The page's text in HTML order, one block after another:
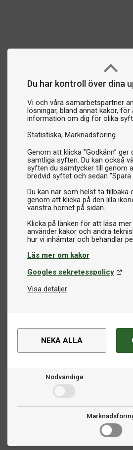
Du har kontroll över dina
Vi och våra samarbetspartner
lösningar, bland annat kakor,
information om dig för olika
Statistiska Marknadsföring
Genom att klicka ”Godkänn”
samtliga syften. Du kan också
syften du samtycker till genom
bredvid syftet och sedan ”Spara
Du kan när som helst ta tillbaka
genom att klicka på den lilla
vänstra hörnet på sidan.
Klicka på länken för att läsa
använder kakor och andra
Läs mer om kakor
Googles sekretesspolicy
Visa detaljer
NEKA ALLA
Nödvändiga